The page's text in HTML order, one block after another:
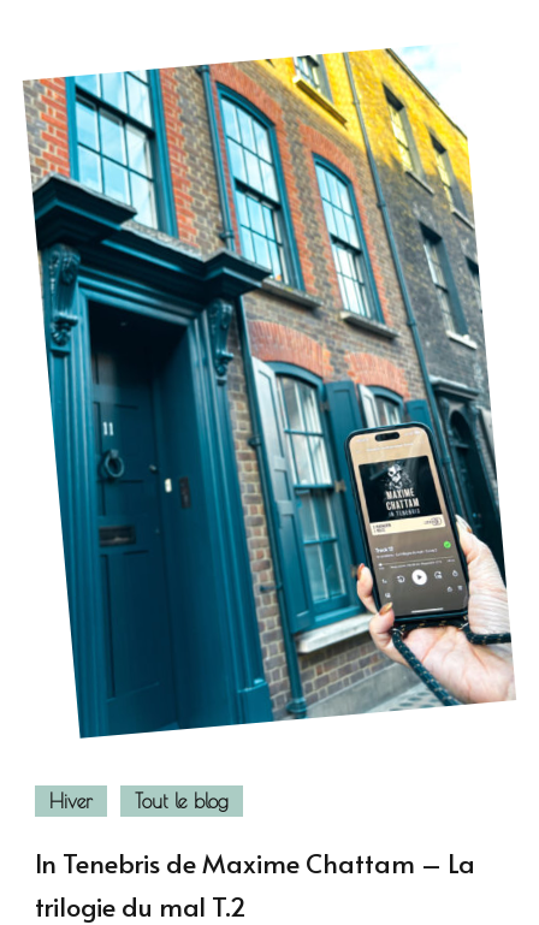
Hiver Tout le blog
In Tenebris de Maxime Chattam – La
trilogie du mal T.2